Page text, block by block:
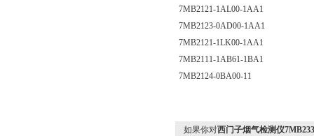
7MB2121-1AL00-1AA1
7MB2123-0AD00-1AA1
7MB2121-1LK00-1AA1
7MB2111-1AB61-1BA1
7MB2124-0BA00-11
如果你对西门子烟气检测仪